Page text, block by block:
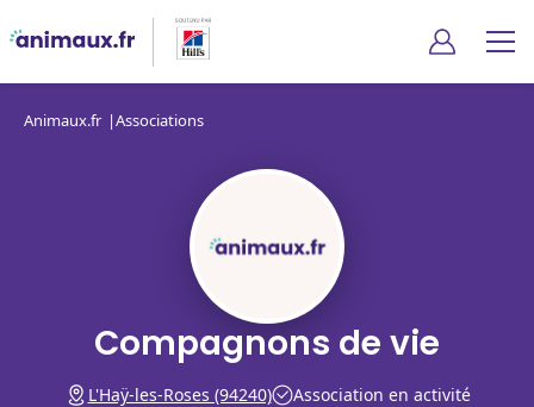
Animaux.fr Associations
Compagnons de vie
L'Haÿ-les-Roses (94240) Association en activité